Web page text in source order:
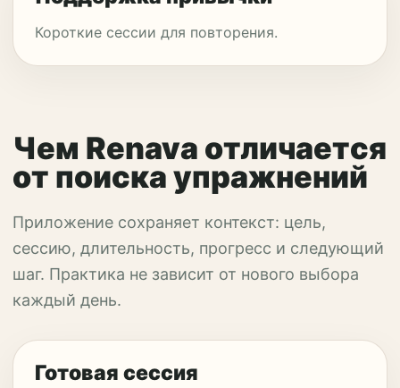
Короткие сессии для повторения.
Чем Renava отличается
от поиска упражнений
Приложение сохраняет контекст: цель,
сессию, длительность, прогресс и следующий
шаг. Практика не зависит от нового выбора
каждый день.
Готовая сессия